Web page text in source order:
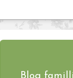
Blog